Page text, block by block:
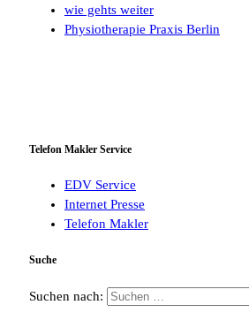
wie gehts weiter
Physiotherapie Praxis Berlin
Telefon Makler Service
EDV Service
Internet Presse
Telefon Makler
Suche
Suchen nach: